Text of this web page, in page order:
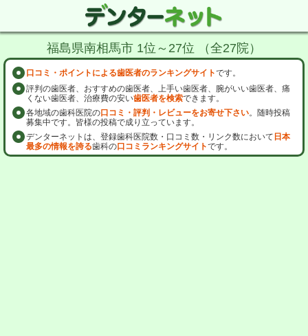
福島県南相馬市 1位～27位 （全27院）
口コミ・ポイントによる歯医者のランキングサイトです。
評判の歯医者、おすすめの歯医者、上手い歯医者、腕がいい歯医者、痛
くない歯医者、治療費の安い歯医者を検索できます。
各地域の歯科医院の口コミ・評判・レビューをお寄せ下さい。随時投稿
募集中です。皆様の投稿で成り立っています。
デンターネットは、登録歯科医院数・口コミ数・リンク数において 日本
最多の情報を誇る歯科の口コミランキングサイトです。